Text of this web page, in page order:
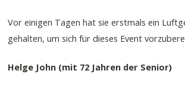
Vor einigen Tagen hat sie erstmals ein
gehalten, um sich für dieses Event
Helge John (mit 72 Jahren der Senior)